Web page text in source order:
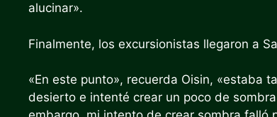
alucinar».
Finalmente, los excursionistas llegaron a
«En este punto», recuerda Oisin, «estaba
desierto e intenté crear un poco de